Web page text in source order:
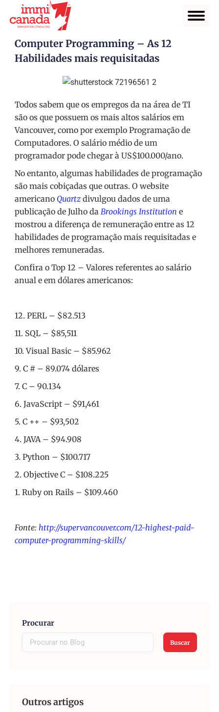
Computer Programming – As 12
Habilidades mais requisitadas
Todos sabem que os empregos da na área de TI
são os que possuem os mais altos salários em
Vancouver, como por exemplo Programação de
Computadores. O salário médio de um
programador pode chegar à US$100.000/ano.
No entanto, algumas habilidades de programação
são mais cobiçadas que outras. O website
americano Quartz divulgou dados de uma
publicação de Julho da Brookings Institution e
mostrou a diferença de remuneração entre as 12
habilidades de programação mais requisitadas e
melhores remuneradas.
Confira o Top 12 – Valores referentes ao salário
anual e em dólares americanos:
12. PERL – $82.513
11. SQL – $85,511
10. Visual Basic – $85.962
9. C # – 89.074 dólares
7. C – 90.134
6. JavaScript – $91,461
5. C ++ – $93,502
4. JAVA – $94.908
3. Python – $100.717
2. Objective C – $108.225
1. Ruby on Rails – $109.460
Fonte: http://supervancouver.com/12-highest-paid-
computer-programming-skills/
Procurar
Buscar
Outros artigos